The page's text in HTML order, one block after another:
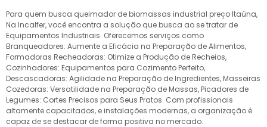
Para quem busca queimador de biomassas industrial preço Itaúna,
Na Incalfer, você encontra a solução que busca ao se tratar de
Equipamentos Industriais. Oferecemos serviços como
Branqueadores: Aumente a Eficácia na Preparação de Alimentos,
Formadoras Recheadoras: Otimize a Produção de Recheios,
Cozinhadores: Equipamentos para Cozimento Perfeito,
Descascadoras: Agilidade na Preparação de Ingredientes, Masseiras
Cozedoras: Versatilidade na Preparação de Massas, Picadores de
Legumes: Cortes Precisos para Seus Pratos. Com profissionais
altamente capacitados, e instalações modernas, a organização é
capaz de se destacar de forma positiva no mercado.